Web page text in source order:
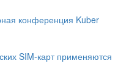
конференция Kuber
SIM-карт применяются